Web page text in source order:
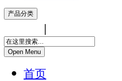
产品分类
|
Open Menu
首页